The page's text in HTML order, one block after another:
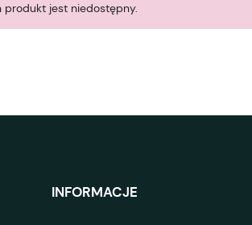
produkt jest niedostępny.
INFORMACJE